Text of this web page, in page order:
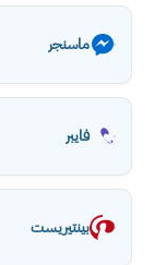
ماسنجر
فايبر
بينتيريست